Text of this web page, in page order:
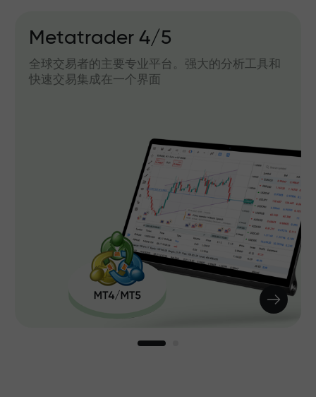
Metatrader 4/5
全球交易者的主要专业平台。强大的分析工具和
快速交易集成在一个界面